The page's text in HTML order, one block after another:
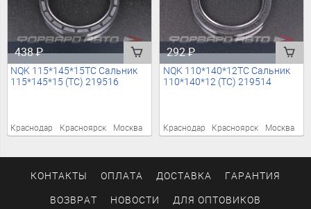
438₽
NQK 115*145*15TC Сальник
115*145*15 (TC) 219516
Краснодар Красноярск Москва
292₽
NQK 110*140*12TC Сальник
110*140*12 (TC) 219514
Краснодар Красноярск Москва
КОНТАКТЫ ОПЛАТА ДОСТАВКА ГАРАНТИЯ
ВОЗВРАТ НОВОСТИ ДЛЯ ОПТОВИКОВ